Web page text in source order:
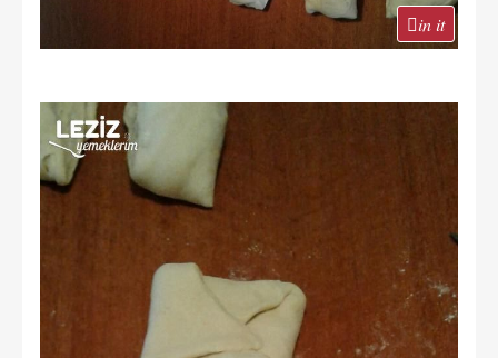
in it